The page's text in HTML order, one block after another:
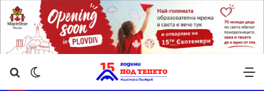
Търсене ...